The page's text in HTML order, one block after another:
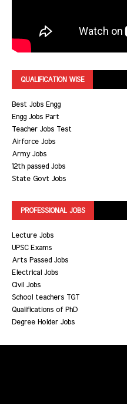
QUALIFICATION WISE
Best Jobs Engg
Engg Jobs Part
Teacher Jobs Test
Airforce Jobs
Army Jobs
12th passed Jobs
State Govt Jobs
PROFESSIONAL JOBS
Lecture Jobs
UPSC Exams
Arts Passed Jobs
Electrical Jobs
Civil Jobs
School teachers TGT
Qualifications of PhD
Degree Holder Jobs